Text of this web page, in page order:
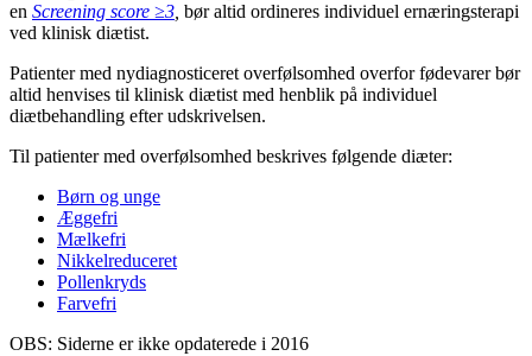
en Screening score ≥3 bør altid ordineres individuel ernæringsterapi
ved klinisk diætist.
Patienter med nydiagnosticeret overfølsomhed overfor fødevarer bør
altid henvises til klinisk diætist med henblik på individuel
diætbehandling efter udskrivelsen.
Til patienter med overfølsomhed beskrives følgende diæter:
Børn og unge
Æggefri
Mælkefri
Nikkelreduceret
Pollenkryds
Farvefri
OBS: Siderne er ikke opdaterede i 2016